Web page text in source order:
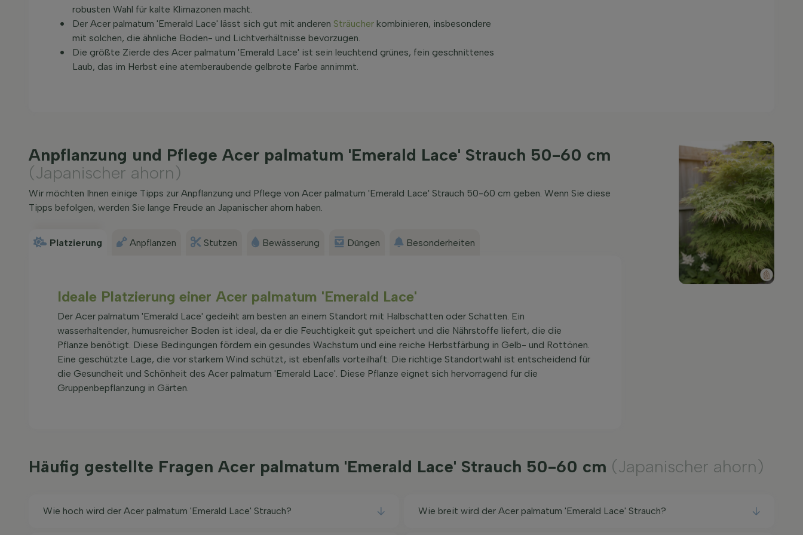
robusten Wahl für kalte Klimazonen macht.
Der Acer palmatum 'Emerald Lace' lässt sich gut mit anderen Sträucher kombinieren, insbesondere
mit solchen, die ähnliche Boden- und Lichtverhältnisse bevorzugen.
Die größte Zierde des Acer palmatum 'Emerald Lace' ist sein leuchtend grünes, fein geschnittenes
Laub, das im Herbst eine atemberaubende gelbrote Farbe annimmt.
Anpflanzung und Pflege Acer palmatum 'Emerald Lace' Strauch 50-60 cm
(Japanischer ahorn)
Wir möchten Ihnen einige Tipps zur Anpflanzung und Pflege von Acer palmatum 'Emerald Lace' Strauch 50-60 cm geben. Wenn Sie diese
Tipps befolgen, werden Sie lange Freude an Japanischer ahorn haben.
Platzierung Anpflanzen Stutzen Bewässerung Düngen Besonderheiten
Ideale Platzierung einer Acer palmatum 'Emerald Lace'
Der Acer palmatum 'Emerald Lace' gedeiht am besten an einem Standort mit Halbschatten oder Schatten. Ein
wasserhaltender, humusreicher Boden ist ideal, da er die Feuchtigkeit gut speichert und die Nährstoffe liefert, die die
Pflanze benötigt. Diese Bedingungen fördern ein gesundes Wachstum und eine reiche Herbstfärbung in Gelb- und Rottönen.
Eine geschützte Lage, die vor starkem Wind schützt, ist ebenfalls vorteilhaft. Die richtige Standortwahl ist entscheidend für
die Gesundheit und Schönheit des Acer palmatum 'Emerald Lace'. Diese Pflanze eignet sich hervorragend für die
Gruppenbepflanzung in Gärten.
Häufig gestellte Fragen Acer palmatum 'Emerald Lace' Strauch 50-60 cm (Japanischer ahorn)
Wie hoch wird der Acer palmatum 'Emerald Lace' Strauch? Wie breit wird der Acer palmatum 'Emerald Lace' Strauch?